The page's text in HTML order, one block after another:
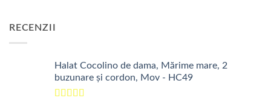
RECENZII
Halat Cocolino de dama, Mărime mare, 2
buzunare și cordon, Mov - HC49